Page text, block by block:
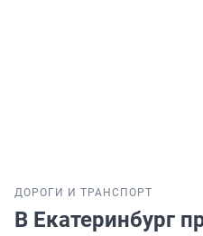
ДОРОГИ И ТРАНСПОРТ
В Екатеринбург